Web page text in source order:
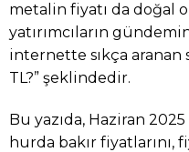
metalin fiyatı da doğal
yatırımcıların
internette sıkça aranan
TL?” şeklindedir.
Bu yazıda, Haziran
hurda bakır